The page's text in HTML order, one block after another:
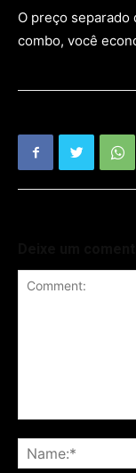
O preço separado
combo, você